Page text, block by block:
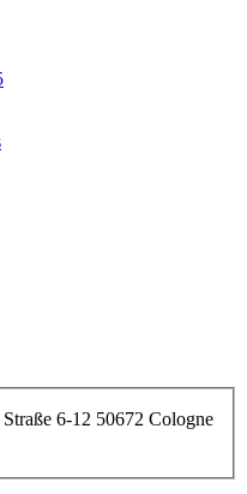
6-12 50672 Cologne